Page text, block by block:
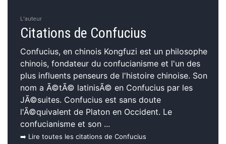
L'auteur
Citations de Confucius
Confucius, en chinois Kongfuzi est un philosophe
chinois, fondateur du confucianisme et l'un des
plus influents penseurs de l'histoire chinoise. Son
nom a Ã©tÃ© latinisÃ© en Confucius par les
JÃ©suites. Confucius est sans doute
l'Ã©quivalent de Platon en Occident. Le
confucianisme et son ...
➡️ Lire toutes les citations de Confucius